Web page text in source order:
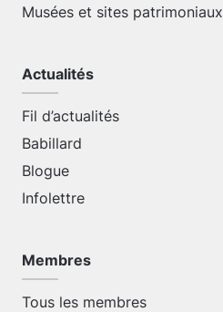
Musées et sites patrimoniaux
Actualités
Fil d’actualités
Babillard
Blogue
Infolettre
Membres
Tous les membres